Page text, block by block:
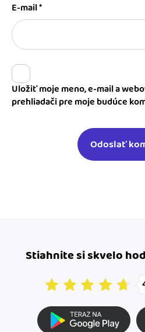
E-mail*
Uložiť moje meno, e-mail a
prehliadači pre moje budúce
Stiahnite si skvelo